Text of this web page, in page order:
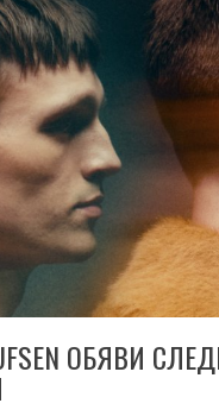
ОБЯВИ